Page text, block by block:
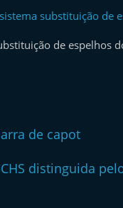
substituição de
de espelhos
de capot
distinguida